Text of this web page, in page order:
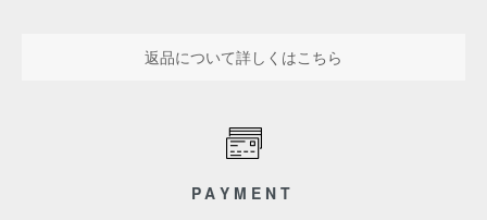
返品について詳しくはこちら
PAYMENT